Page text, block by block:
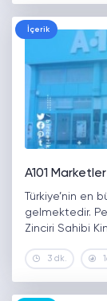
İçerik
A101
Türkiye’nin en
gelmektedir.
Zinciri Sahibi
marketler
3 dk.